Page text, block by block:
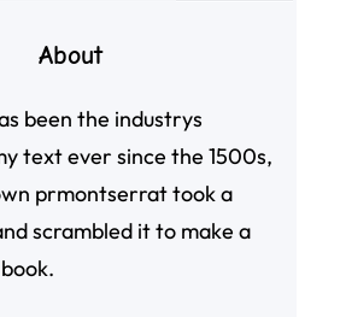
About
been the industrys
text ever since the 1500s,
prmontserrat took a
scrambled it to make a